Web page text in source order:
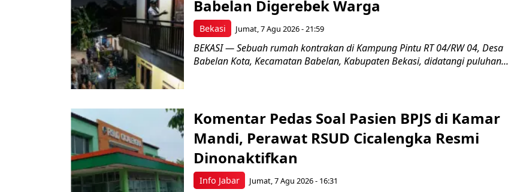
Bekasi
Babelan Digerebek Warga
Jumat, 7 Agu 2026 - 21:59
BEKASI — Sebuah rumah kontrakan di Kampung Pintu RT 04/RW 04, Desa
Babelan Kota, Kecamatan Babelan, Kabupaten Bekasi, didatangi puluhan...
Info Jabar
Komentar Pedas Soal Pasien BPJS di Kamar
Mandi, Perawat RSUD Cicalengka Resmi
Dinonaktifkan
Jumat, 7 Agu 2026 - 16:31